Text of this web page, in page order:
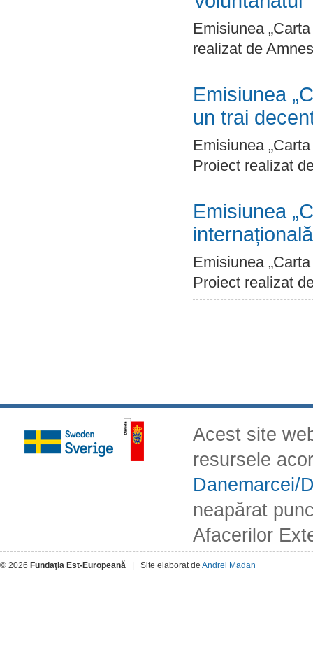
Emisiunea
realizat de
Emisiunea
un trai
Emisiunea
Proiect realizat
Emisiunea
internațională
Emisiunea
Proiect realizat
Acest site
resursele
Danemarcei/
neapărat
Afacerilor
© 2026 Fundaţia Est-Europeană | Site elaborat de Andrei Madan